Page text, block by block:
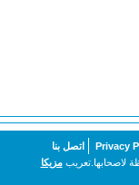
Privacy
اتصل بنا
لاصحابها.تعريبمزيكا